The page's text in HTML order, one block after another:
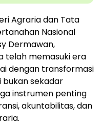
Agraria dan Tata
Nasional
Dermawan,
telah memasuki era
dengan transformasi
bukan sekadar
instrumen penting
akuntabilitas, dan